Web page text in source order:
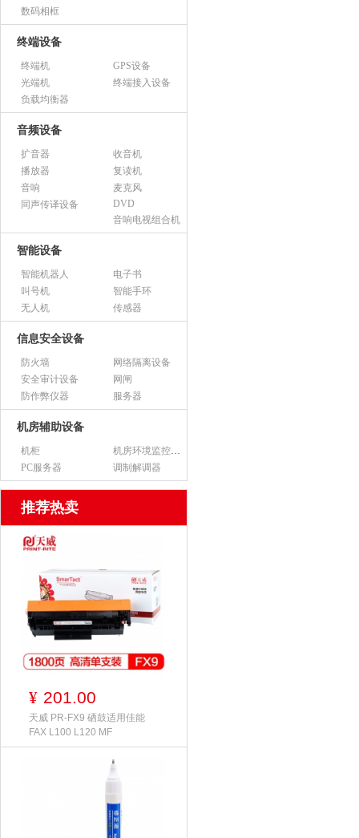
数码相框
终端设备
终端机
GPS设备
光端机
终端接入设备
负载均衡器
音频设备
扩音器
收音机
播放器
复读机
音响
麦克风
同声传译设备
DVD
音响电视组合机
智能设备
智能机器人
电子书
叫号机
智能手环
无人机
传感器
信息安全设备
防火墙
网络隔离设备
安全审计设备
网闸
防作弊仪器
服务器
机房辅助设备
机柜
机房环境监控设备
PC服务器
调制解调器
推荐热卖
¥ 201.00
天威 PR-FX9 硒鼓适用佳能
FAX L100 L120 MF